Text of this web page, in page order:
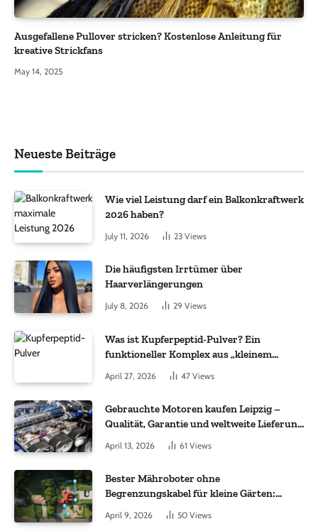
Ausgefallene Pullover stricken? Kostenlose Anleitung für
kreative Strickfans
May 14, 2025
Neueste Beiträge
Wie viel Leistung darf ein Balkonkraftwerk
2026 haben?
July 11, 2026 23 Views
Die häufigsten Irrtümer über
Haarverlängerungen
July 8, 2026 29 Views
Was ist Kupferpeptid-Pulver? Ein
funktioneller Komplex aus „kleinem
Molekül + Metall“
April 27, 2026 47 Views
Gebrauchte Motoren kaufen Leipzig –
Qualität, Garantie und weltweite Lieferung
April 13, 2026 61 Views
Bester Mähroboter ohne
Begrenzungskabel für kleine Gärten:
Worauf es bei 200 bis 500 m² wirklich
ankommt
April 9, 2026 50 Views